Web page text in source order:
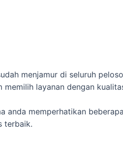
menjamur di seluruh
layanan dengan
anda memperhatikan
terbaik.